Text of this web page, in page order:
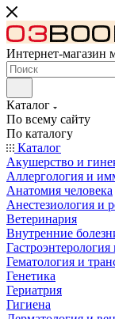
Интернет-магазин
Каталог
По всему сайту
По каталогу
Каталог
Акушерство и
Аллергология и
Анатомия человека
Анестезиология и
Ветеринария
Внутренние
Гастроэнтерология
Гематология и
Генетика
Гериатрия
Гигиена